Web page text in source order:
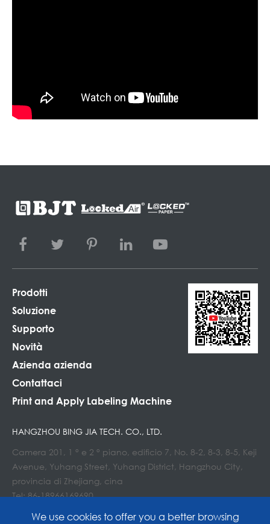
Prodotti
Soluzione
Supporto
Novità
Azienda azienda
Contattaci
Print and Apply Labeling Machine
HANGZHOU BING JIA TECH. CO., LTD.
Camera 201, 1 ° e 2 ° piano, edificio 7, No. 8-2, 8-3, 8-5, Keji
Avenue, Yuhang Street, Yuhang District, Hangzhou City,
provincia di Zhejiang, cina
Tel: 86-18966169690
We use cookies to offer you a better browsing